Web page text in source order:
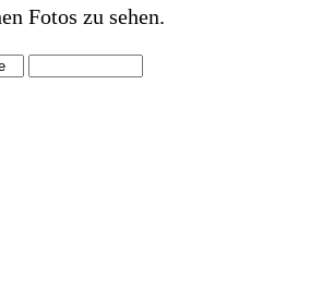
Fotos zu sehen.